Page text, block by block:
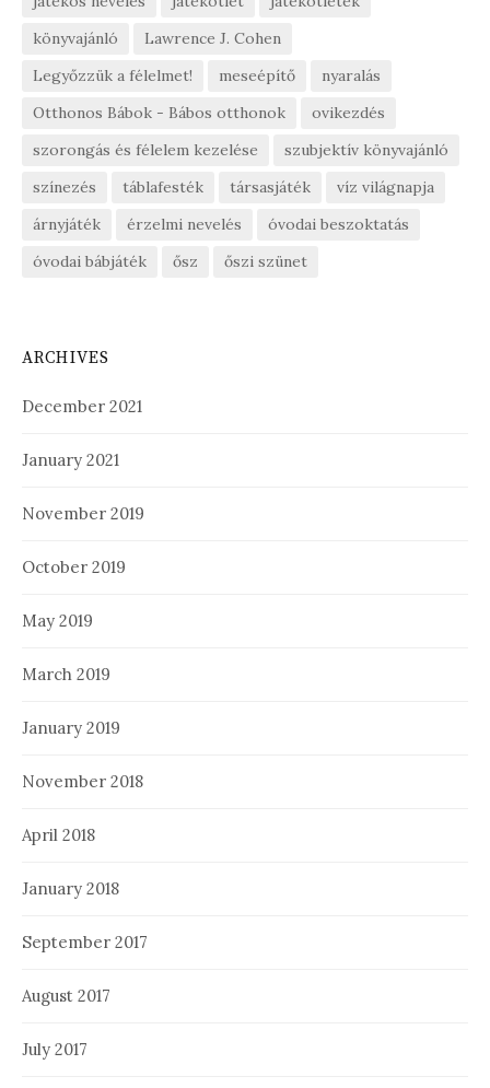
könyvajánló
Lawrence J. Cohen
Legyőzzük a félelmet!
meseépítő
nyaralás
Otthonos Bábok - Bábos otthonok
ovikezdés
szorongás és félelem kezelése
szubjektív könyvajánló
színezés
táblafesték társasjáték
víz világnapja
árnyjáték
érzelmi nevelés
óvodai beszoktatás
óvodai bábjáték
ősz őszi szünet
ARCHIVES
December 2021
January 2021
November 2019
October 2019
May 2019
March 2019
January 2019
November 2018
April 2018
January 2018
September 2017
August 2017
July 2017